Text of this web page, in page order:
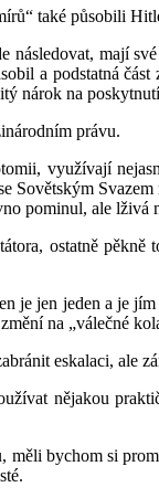
také působili
mají
a podstatná
nárok na
právu.
využívají
Sovětským
pominul, ale lživá
ostatně
je jen jeden a je
na „válečné
eskalaci, ale
nějakou
bychom si